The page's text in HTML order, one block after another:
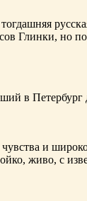
Глинки, но
в Петербург
и
живо, с